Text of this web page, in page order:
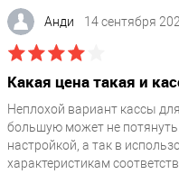
Анди 14 сентября
Какая цена такая и
Неплохой вариант кассы
большую может не
настройкой, а так в
характеристикам